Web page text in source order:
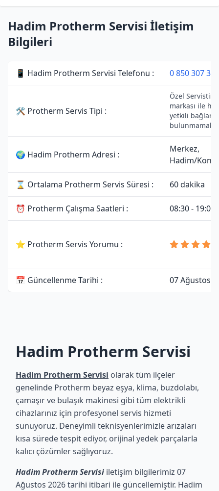
Hadim Protherm Servisi İletişim
Bilgileri
📱 Hadim Protherm Servisi Telefonu : 0 850 307 34
🛠 Protherm Servis Tipi :
Özel Servistir.
markası ile
yetkili
🌍 Hadim Protherm Adresi :
Merkez,
Hadim/
⌛ Ortalama Protherm Servis Süresi : 60 dakika
⏰ Protherm Çalışma Saatleri : 08:30 - 19:00
⭐ Protherm Servis Yorumu :
📅 Güncellenme Tarihi : 07 Ağustos
Hadim Protherm Servisi
Hadim Protherm Servisi olarak tüm ilçeler
genelinde Protherm beyaz eşya, klima, buzdolabı,
çamaşır ve bulaşık makinesi gibi tüm elektrikli
cihazlarınız için profesyonel servis hizmeti
sunuyoruz. Deneyimli teknisyenlerimizle arızaları
kısa sürede tespit ediyor, orijinal yedek parçalarla
kalıcı çözümler sağlıyoruz.
Hadim Protherm Servisi iletişim bilgilerimiz 07
Ağustos 2026 tarihi itibari ile güncellemiştir. Hadim